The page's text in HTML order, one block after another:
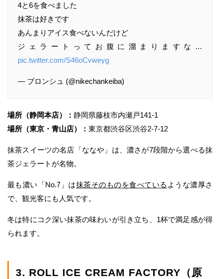
4と6を食べました
抹茶は好きです
あんまりアイス食べないんだけど
ジェラートってお腹に溜まりますな…
pic.twitter.com/S46oCvweyg
— ブロンシュ (@nikechankeiba)
場所（静岡本店）： 静岡県藤枝市内瀬戸141-1
場所（東京・青山店）： 東京都渋谷区渋谷2-7-12
抹茶スイーツの名店「ななや」は、濃さが7段階から選べる抹
茶ジェラートが名物。
最も濃い「No.7」は抹茶そのものを食べている ような濃厚さ
で、観光客にも人気です。
冬は特にコク深い抹茶の味わいが引き立ち、1杯で満足感が得
られます。
3. ROLL ICE CREAM FACTORY（原